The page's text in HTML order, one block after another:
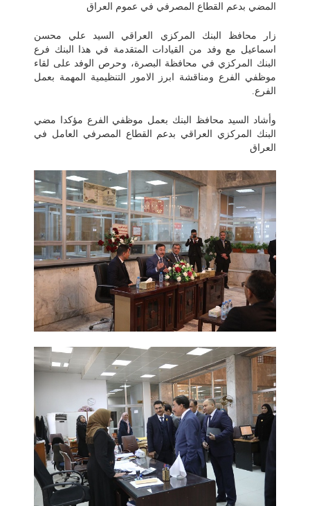
المضي بدعم القطاع المصرفي في عموم العراق
زار محافظ البنك المركزي العراقي السيد علي محسن
اسماعيل مع وفد من القيادات المتقدمة في هذا البنك فرع
البنك المركزي في محافظة البصرة، وحرص الوفد على لقاء
موظفي الفرع ومناقشة ابرز الامور التنظيمية المهمة بعمل
الفرع.
وأشاد السيد محافظ البنك بعمل موظفي الفرع مؤكدا مضي
البنك المركزي العراقي بدعم القطاع المصرفي العامل في
العراق